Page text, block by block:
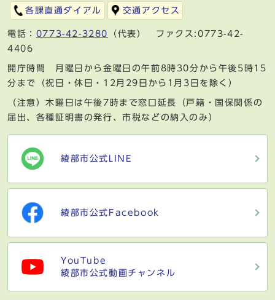
各課直通ダイアル
交通アクセス
電話： 0773-42-3280
（代表） ファクス:0773-42-
4406
開庁時間 月曜日から金曜日の午前8時30分から午後5時15
分まで（祝日・休日・12月29日から1月3日を除く）
（注意）木曜日は午後7時まで窓口延長（戸籍・国保関係の
届出、各種証明書の発行、市税などの納入のみ）
綾部市公式LINE
綾部市公式Facebook
YouTube
綾部市公式動画チャンネル